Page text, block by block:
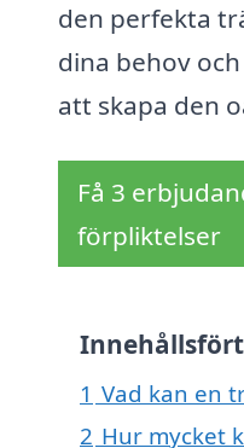
den perfekta
dina behov
att skapa den
Få 3
förpliktelser
1 Vad kan en
2 Hur mycket